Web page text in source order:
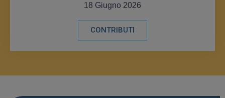
18 Giugno 2026
CONTRIBUTI